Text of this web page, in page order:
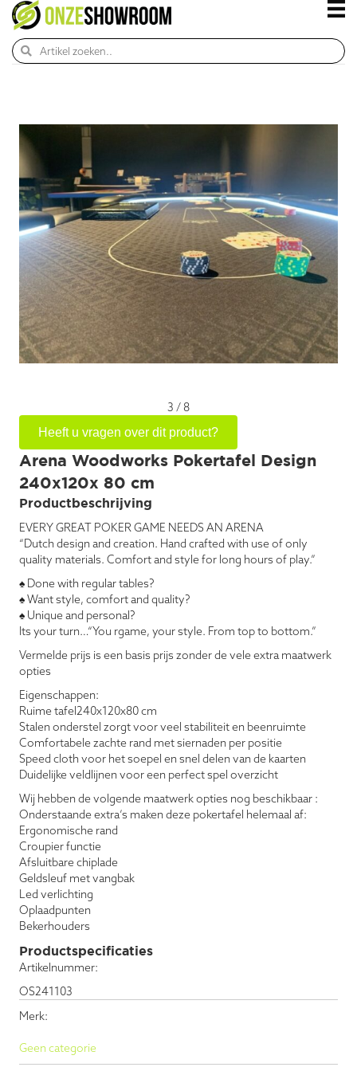
Productspecificaties
Artikelnummer:
OS241103
Merk:
Geen categorie
3 / 8
Heeft u vragen over dit product?
Arena Woodworks Pokertafel Design
240x120x 80 cm
Productbeschrijving
EVERY GREAT POKER GAME NEEDS AN ARENA
“Dutch design and creation. Hand crafted with use of only
quality materials. Comfort and style for long hours of play.”
♠ Done with regular tables?
♠ Want style, comfort and quality?
♠ Unique and personal?
Its your turn…“You rgame, your style. From top to bottom.”
Vermelde prijs is een basis prijs zonder de vele extra maatwerk
opties
Eigenschappen:
Ruime tafel240x120x80 cm
Stalen onderstel zorgt voor veel stabiliteit en beenruimte
Comfortabele zachte rand met siernaden per positie
Speed cloth voor het soepel en snel delen van de kaarten
Duidelijke veldlijnen voor een perfect spel overzicht
Wij hebben de volgende maatwerk opties nog beschikbaar :
Onderstaande extra’s maken deze pokertafel helemaal af:
Ergonomische rand
Croupier functie
Afsluitbare chiplade
Geldsleuf met vangbak
Led verlichting
Oplaadpunten
Bekerhouders